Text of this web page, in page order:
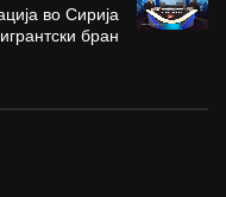
во Сирија
бран